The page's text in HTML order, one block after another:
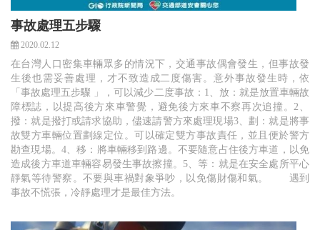
事故處理五步驟
2020.02.12
在台灣人口密集車輛眾多的情況下，交通事故偶會發生，但事故發
生後也需妥善處理，才不致造成二度傷害。意外事故發生時，依
「事故處理五步驟 」，可以減少二度事故：1、放：就是放置車輛故
障標誌，以提高後方來車警覺，避免後方來車不察再次追撞。2、
撥：就是撥打或請求協助，儘速請警方來處理現場3、劃：就是將事
故雙方車輛位置劃線定位。可以確定雙方事故責任，並且便於警方
勘查現場。4、移：將車輛移到路邊。不要隨意占住後方車道，以免
造成後方車道車輛容易發生事故擦撞。5、等：就是在安全處所平心
靜氣等待警察。不要與車禍對象爭吵，以免傷財傷和氣。 遇到
事故不慌張，冷靜處理才是最佳方法。